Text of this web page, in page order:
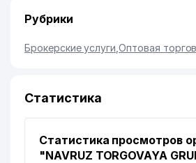
Рубрики
Брокерские услуги ,Оптовая
Статистика
Статистика просмотров
"NAVRUZ TORGOVAYA